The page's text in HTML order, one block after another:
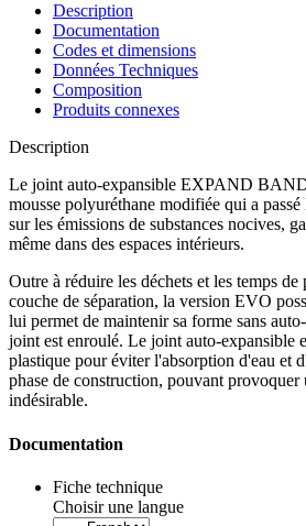
Description
Documentation
Codes et dimensions
Données Techniques
Composition
Produits connexes
Description
Le joint auto-expansible EXPAND
mousse polyuréthane modifiée qui a passé
sur les émissions de substances nocives,
même dans des espaces intérieurs.
Outre à réduire les déchets et les temps de
couche de séparation, la version EVO
lui permet de maintenir sa forme sans
joint est enroulé. Le joint auto-expansible
plastique pour éviter l'absorption d'eau et
phase de construction, pouvant provoquer
indésirable.
Documentation
Fiche technique
Choisir une langue